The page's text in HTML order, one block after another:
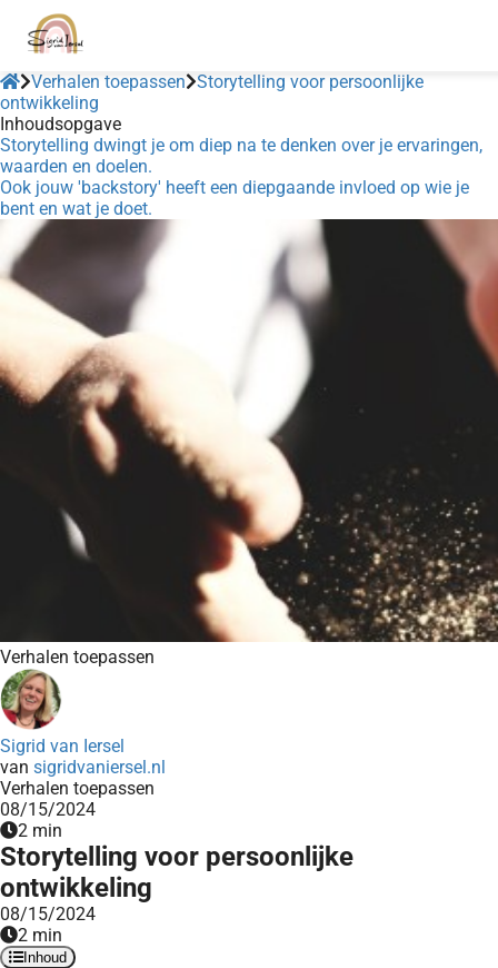
Verhalen toepassen Storytelling voor persoonlijke
ontwikkeling
Inhoudsopgave
Storytelling dwingt je om diep na te denken over je ervaringen,
waarden en doelen.
Ook jouw 'backstory' heeft een diepgaande invloed op wie je
bent en wat je doet.
Verhalen toepassen
Sigrid van Iersel
van sigridvaniersel.nl
Verhalen toepassen
08/15/2024
2 min
Storytelling voor persoonlijke
ontwikkeling
08/15/2024
2 min
Inhoud